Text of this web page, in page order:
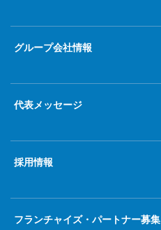
グループ会社情報
代表メッセージ
採用情報
フランチャイズ・パートナー募集